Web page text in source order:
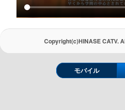
Copyright(c)HINASE CATV.
モバイル